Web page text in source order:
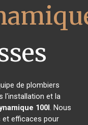
de plombiers
l'installation et la
100l. Nous
efficaces pour